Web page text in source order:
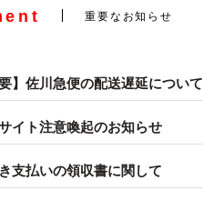
重要なお知らせ
要】佐川急便の配送遅延について
イト注意喚起のお知らせ
支払いの領収書に関して